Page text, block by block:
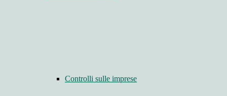
Controlli sulle imprese